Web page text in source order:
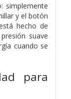
simplemente
y el botón
hecho de
suave
cuando se
para